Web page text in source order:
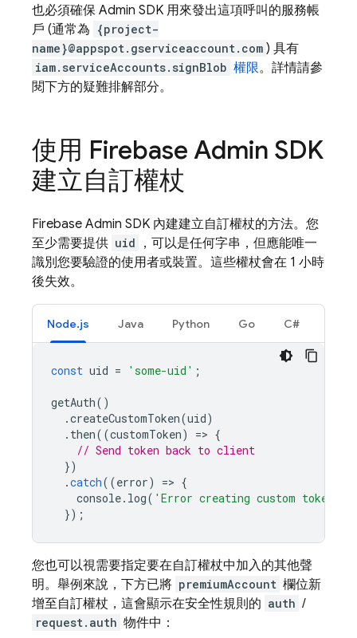
也必須確保 Admin SDK 用來發出這項呼叫的服務帳
戶 (通常為 {project-
name}@appspot.gserviceaccount.com ) 具有
iam.serviceAccounts.signBlob 權限。詳情請參
閱下方的疑難排解部分。
使用 Firebase Admin SDK
建立自訂權杖
Firebase Admin SDK 內建建立自訂權杖的方法。您
至少需要提供 uid
，可以是任何字串，但應能唯一
識別您要驗證的使用者或裝置。這些權杖會在 1 小時
後失效。
Node.js Java Python Go C#
const uid = 'some-uid' ;
getAuth()
.createCustomToken(uid)
. then((customToken) => {
// Send token back to client
})
.catch((error) => {
console. log( 'Error creating custom token:'
});
您也可以視需要指定要在自訂權杖中加入的其他聲
明。舉例來說，下方已將 premiumAccount 欄位新
增至自訂權杖，這會顯示在安全性規則的 auth /
request.auth 物件中：